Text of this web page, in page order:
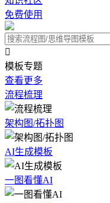
免费使用

模板专题
查看更多
流程梳理
架构图/拓扑图
AI生成模板
一图看懂AI